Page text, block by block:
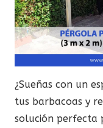
¿Sueñas con un
tus barbacoas y
solución perfecta